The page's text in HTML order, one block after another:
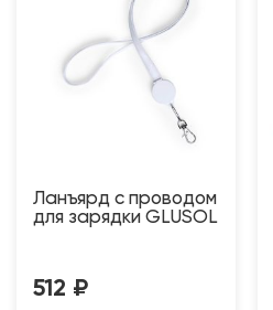
Ланъярд с проводом
для зарядки GLUSOL
512 ₽